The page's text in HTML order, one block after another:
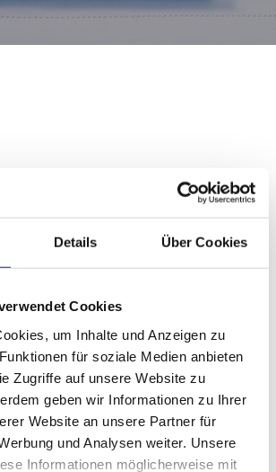
Details Über Cookies
Cookies
um Inhalte und Anzeigen zu
für soziale Medien anbieten
Zugriffe auf unsere Website zu
geben wir Informationen zu Ihrer
Website an unsere Partner für
und Analysen weiter. Unsere
Informationen möglicherweise mit
Camargue Style bringt die
Aromen Südfrankreichs
direkt in